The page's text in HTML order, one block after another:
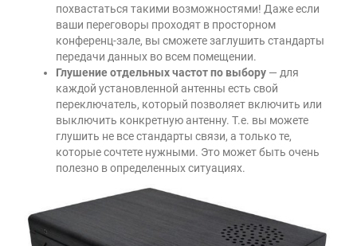
похвастаться такими возможностями! Даже если
ваши переговоры проходят в просторном
конференц-зале, вы сможете заглушить стандарты
передачи данных во всем помещении.
Глушение отдельных частот по выбору — для
каждой установленной антенны есть свой
переключатель, который позволяет включить или
выключить конкретную антенну. Т.е. вы можете
глушить не все стандарты связи, а только те,
которые сочтете нужными. Это может быть очень
полезно в определенных ситуациях.